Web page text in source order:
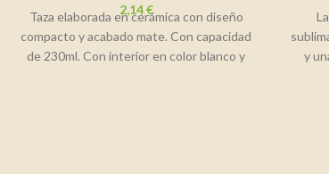
2,14€
Taza elaborada en cerámica con diseño
compacto y acabado mate. Con capacidad
de 230ml. Con interior en color blanco y
y